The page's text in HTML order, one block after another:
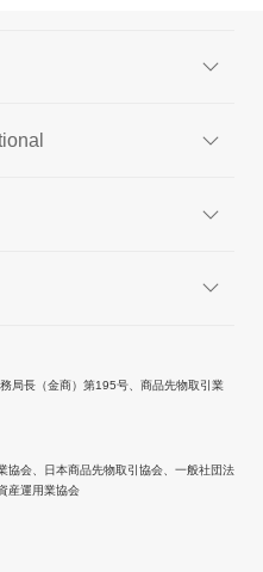
局長（金商）第195号、商品先物取引業
協会、日本商品先物取引協会、一般社団法
産運用業協会